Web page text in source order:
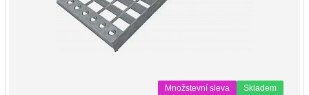
Množstevní sleva Skladem